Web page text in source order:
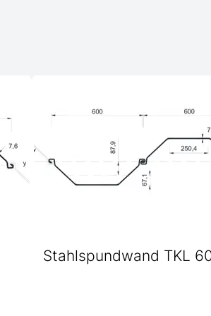
Stahlspundwand TKL